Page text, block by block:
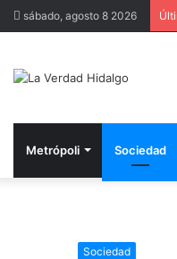
sábado, agosto 8 2026
Metrópoli Sociedad
Sociedad